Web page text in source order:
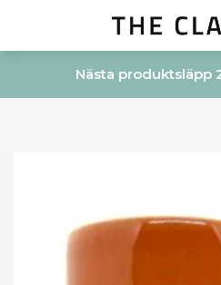
Nästa produktsläpp